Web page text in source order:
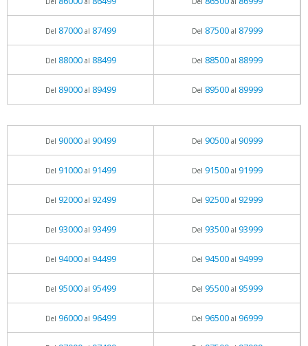
Del 87000al 87499 Del 87500al 87999
Del 88000al 88499 Del 88500al 88999
Del 89000al 89499 Del 89500al 89999
Del 90000al 90499 Del 90500al 90999
Del 91000al 91499 Del 91500al 91999
Del 92000al 92499 Del 92500al 92999
Del 93000al 93499 Del 93500al 93999
Del 94000al 94499 Del 94500al 94999
Del 95000al 95499 Del 95500al 95999
Del 96000al 96499 Del 96500al 96999